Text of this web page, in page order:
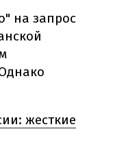
на запрос
жесткие